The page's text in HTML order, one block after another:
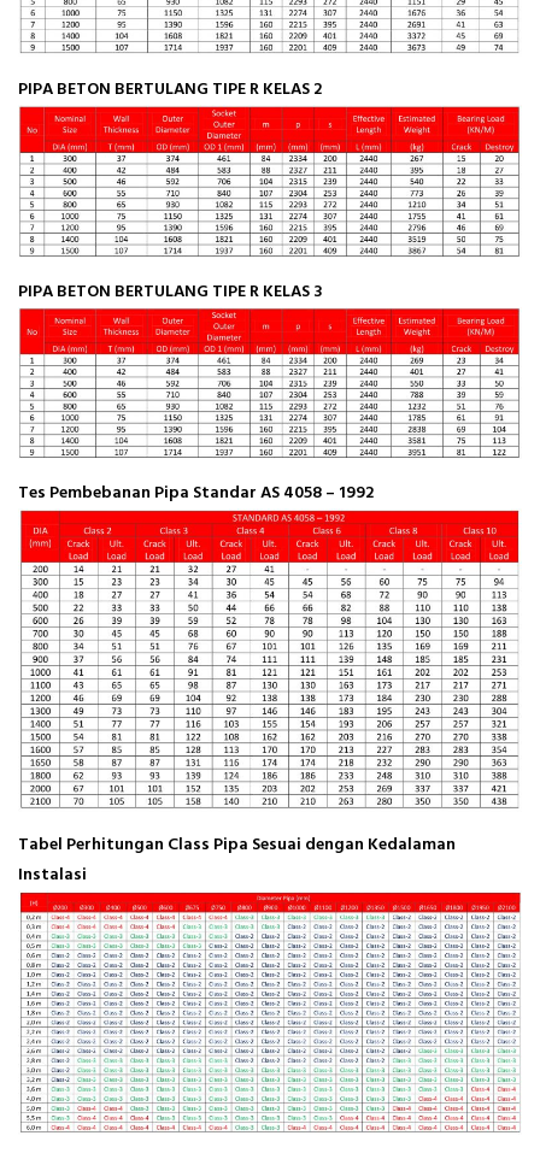
PIPA BETON BERTULANG TIPE R KELAS 2
PIPA BETON BERTULANG TIPE R KELAS 3
Tes Pembebanan Pipa Standar AS 4058 – 1992
Tabel Perhitungan Class Pipa Sesuai dengan Kedalaman
Instalasi